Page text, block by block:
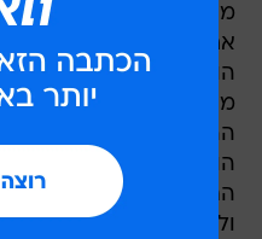
מראש, עוד הרבה לפני
אחת, ולפני שגורם כלשהו
הועדה. הפגיעה הצפויה
מהמלצות הועדה פוגעת
הרחב, בציבור היצרני
הודות לענף הליסינג
התורמים מדי יום
ולהשתמש בכלי רכב